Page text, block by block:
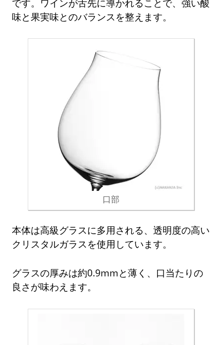
です。ワインが舌先に導かれることで、強い酸
味と果実味とのバランスを整えます。
口部
本体は高級グラスに多用される、透明度の高い
クリスタルガラスを使用しています。
グラスの厚みは約0.9mmと薄く、口当たりの
良さが味わえます。